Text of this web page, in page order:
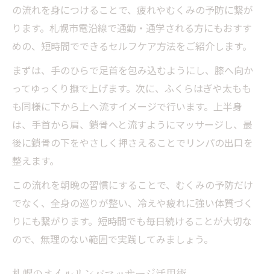
の流れを身につけることで、疲れやむくみの予防に繋が
ります。札幌市電沿線で通勤・通学される方にもおすす
めの、短時間でできるセルフケア方法をご紹介します。
まずは、手のひらで足首を包み込むようにし、膝へ向か
ってゆっくり撫で上げます。次に、ふくらはぎや太もも
も同様に下から上へ流すイメージで行います。上半身
は、手首から肩、鎖骨へと流すようにマッサージし、最
後に鎖骨の下をやさしく押さえることでリンパの出口を
整えます。
この流れを朝晩の習慣にすることで、むくみの予防だけ
でなく、全身の巡りが整い、冷えや疲れに強い体質づく
りにも繋がります。短時間でも毎日続けることが大切な
ので、無理のない範囲で実践してみましょう。